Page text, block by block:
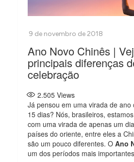
Ano Novo Chinês |
principais diferenças
celebração
2.505 Views
Já pensou em uma virada de ano
15 dias? Nós, brasileiros,
com uma virada de apenas um
países do oriente, entre eles a
são um pouco diferentes. OAno
um dos períodos mais